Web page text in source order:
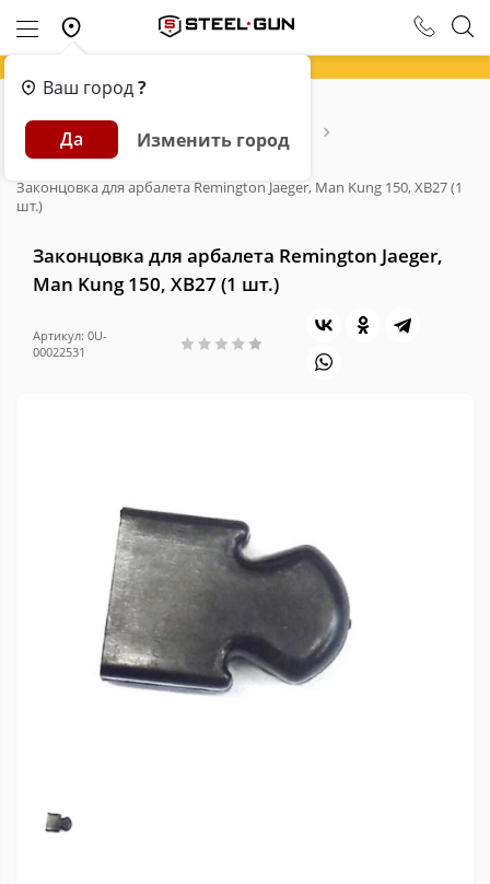
Ваш город?
Да Изменить город
Главная Каталог
Расходники для арбалетов и луков
Законцовка для арбалета Remington Jaeger, Man Kung 150, XB27 (1
шт.)
Законцовка для арбалета Remington Jaeger,
Man Kung 150, XB27 (1 шт.)
Артикул: 0U-
00022531